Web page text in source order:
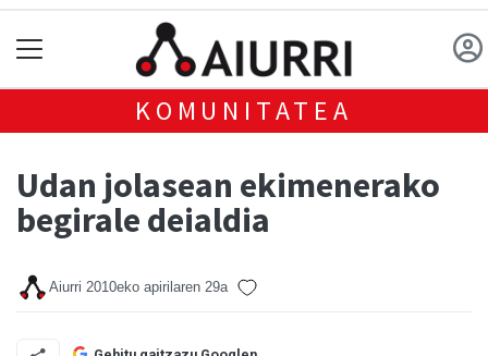
KOMUNITATEA
Udan jolasean ekimenerako
begirale deialdia
Aiurri 2010eko apirilaren 29a